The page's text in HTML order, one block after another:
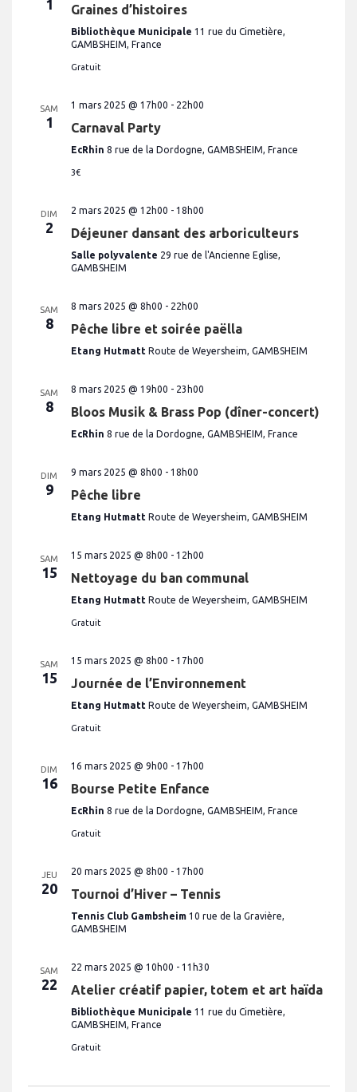
1 Graines d’histoires
Bibliothèque Municipale 11 rue du Cimetière,
GAMBSHEIM, France
Gratuit
SAM
1
1 mars 2025 @ 17h00 - 22h00
Carnaval Party
EcRhin 8 rue de la Dordogne, GAMBSHEIM, France
3€
DIM
2
2 mars 2025 @ 12h00 - 18h00
Déjeuner dansant des arboriculteurs
Salle polyvalente 29 rue de l'Ancienne Eglise,
GAMBSHEIM
SAM
8
8 mars 2025 @ 8h00 - 22h00
Pêche libre et soirée paëlla
Etang Hutmatt Route de Weyersheim, GAMBSHEIM
SAM
8
8 mars 2025 @ 19h00 - 23h00
Bloos Musik & Brass Pop (dîner-concert)
EcRhin 8 rue de la Dordogne, GAMBSHEIM, France
DIM
9
9 mars 2025 @ 8h00 - 18h00
Pêche libre
Etang Hutmatt Route de Weyersheim, GAMBSHEIM
SAM
15
15 mars 2025 @ 8h00 - 12h00
Nettoyage du ban communal
Etang Hutmatt Route de Weyersheim, GAMBSHEIM
Gratuit
SAM
15
15 mars 2025 @ 8h00 - 17h00
Journée de l’Environnement
Etang Hutmatt Route de Weyersheim, GAMBSHEIM
Gratuit
DIM
16
16 mars 2025 @ 9h00 - 17h00
Bourse Petite Enfance
EcRhin 8 rue de la Dordogne, GAMBSHEIM, France
Gratuit
JEU
20
20 mars 2025 @ 8h00 - 17h00
Tournoi d’Hiver – Tennis
Tennis Club Gambsheim 10 rue de la Gravière,
GAMBSHEIM
SAM
22
22 mars 2025 @ 10h00 - 11h30
Atelier créatif papier, totem et art haïda
Bibliothèque Municipale 11 rue du Cimetière,
GAMBSHEIM, France
Gratuit